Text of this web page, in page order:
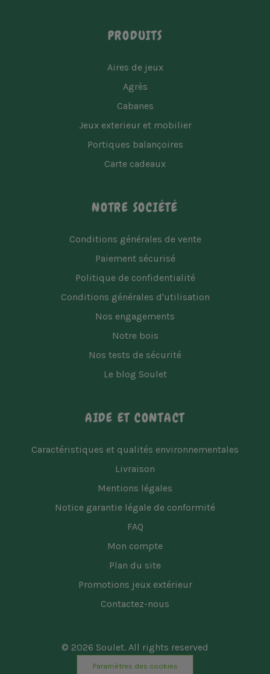
PRODUITS
Aires de jeux
Agrès
Cabanes
Jeux exterieur et mobilier
Portiques balançoires
Carte cadeaux
NOTRE SOCIÉTÉ
Conditions générales de vente
Paiement sécurisé
Politique de confidentialité
Conditions générales d'utilisation
Nos engagements
Notre bois
Nos tests de sécurité
Le blog Soulet
AIDE ET CONTACT
Caractéristiques et qualités environnementales
Livraison
Mentions légales
Notice garantie légale de conformité
FAQ
Mon compte
Plan du site
Promotions jeux extérieur
Contactez-nous
© 2026 Soulet. All rights reserved
Paramètres des cookies